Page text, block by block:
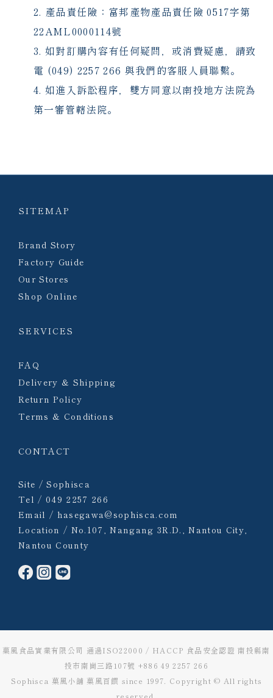
產品責任險：富邦產物產品責任險 0517字第
22AML0000114號
如對訂購內容有任何疑問，或消費疑慮，請致
電 (049) 2257 266 與我們的客服人員聯繫。
如進入訴訟程序，雙方同意以南投地方法院為
第一審管轄法院。
SITEMAP
Brand Story
Factory Guide
Our Stores
Shop Online
SERVICES
FAQ
Delivery & Shipping
Return Policy
Terms & Conditions
CONTACT
Site / Sophisca
Tel / 049 2257 266
Email / hasegawa@sophisca.com
Location / No.107, Nangang 3R.D., Nantou City,
Nantou County
菓風食品實業有限公司 通過ISO22000 / HACCP 食品安全認證 南投縣南
投市南崗三路107號 +886 49 2257 266
Sophisca 菓風小舖 菓風百饌 since 1997. Copyright © All rights
reserved.